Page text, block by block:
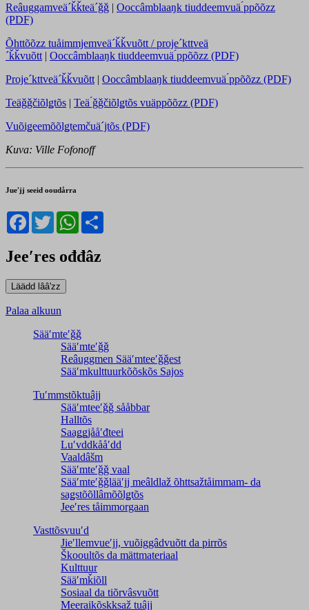
Reâuggamveä´ǩǩteä´ǧǧ | Ooccâmblaaŋk tiuddeemvuä ́ppõõzz
(PDF)
Õhttõõzz tuåimmjemveä´ǩǩvuõtt / proje´kttveä
´ǩǩvuõtt | Ooccâmblaaŋk tiuddeemvuä ́ppõõzz (PDF)
Proje´kttveä´ǩǩvuõtt | Ooccâmblaaŋk tiuddeemvuä ́ppõõzz (PDF)
Teäǧǧčiõlǥtõs | Teä ́ǧǧčiõlǥtõs vuäppõõzz (PDF)
Vuõiǥeemõõlǥtemčuä´jtõs (PDF)
Kuva: Ville Fofonoff
Jueʹjj seeid ooudårra
Facebook
TwitterWhatsApp
Jeeʹres ođđâz
Palaa alkuun
Sääʹmteʹǧǧ
Sääʹmteʹǧǧ
Reâuggmen Sääʹmteeʹǧǧest
Sääʹmkulttuurkõõskõs Sajos
Tuʹmmstõktuâjj
Sääʹmteeʹǧǧ sååbbar
Halltõs
Saaǥǥjååʹđteei
Luʹvddkååʹdd
Vaaldâšm
Sääʹmteʹǧǧ vaal
Sääʹmteʹǧǧlääʹjj meâldlaž õhttsažtåimmam- da
saǥstõõllâmõõlǥtõs
Jeeʹres tåimmorgaan
Vasttõsvuuʹd
Jieʹllemvueʹjj, vuõiggâdvuõtt da pirrõs
Škooultõs da mättmateriaal
Kulttuur
Sääʹmǩiõll
Sosiaal da tiõrvâsvuõtt
Meeraikõskksaž tuâjj